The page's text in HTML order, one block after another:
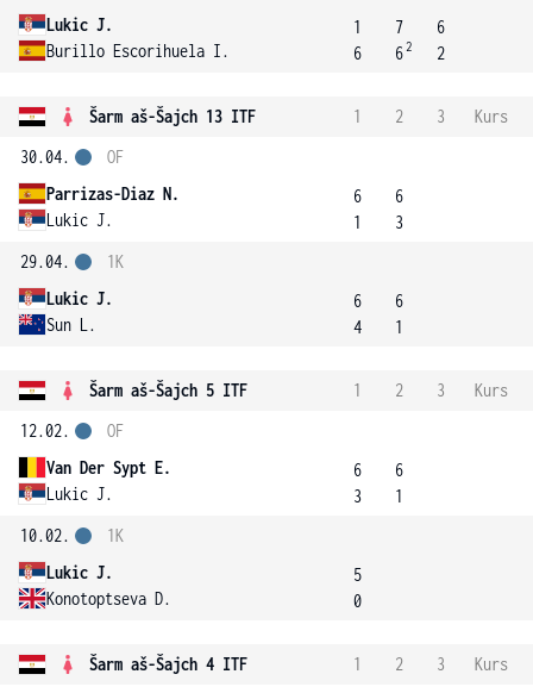
Lukic J.
Burillo Escorihuela I.
1
6
7
62
6
2
Šarm aš-Šajch 13 ITF 1 2 3
Kurs
30.04.
Parrizas-Diaz N.
Lukic J.
OF
6
1
6
3
29.04.
Lukic J.
Sun L.
1K
6
4
6
1
Šarm aš-Šajch 5 ITF 1 2 3
Kurs
12.02.
Van Der Sypt E.
Lukic J.
OF
6
3
6
1
10.02.
Lukic J.
Konotoptseva D.
1K
5
0
Šarm aš-Šajch 4 ITF 1 2 3
Kurs